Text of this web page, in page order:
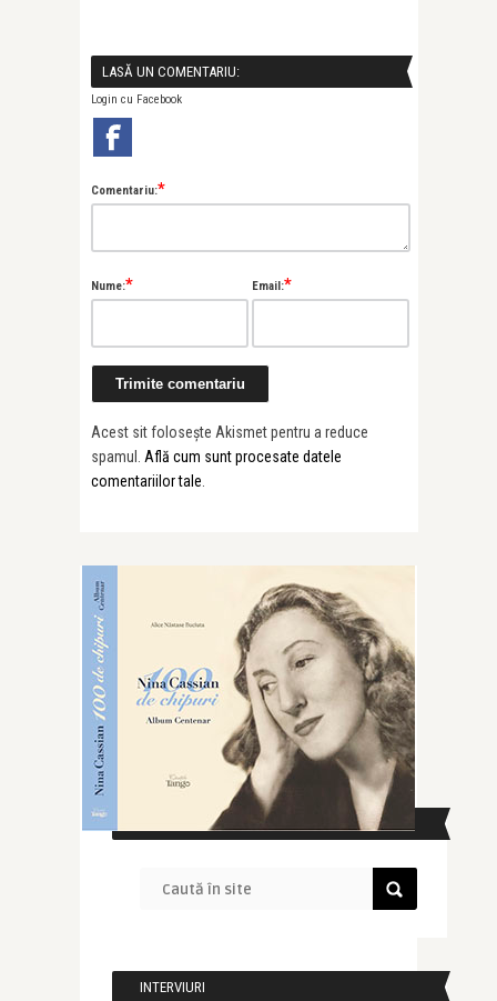
LASĂ UN COMENTARIU:
Login cu Facebook
Comentariu:*
Nume:* Email:*
Acest sit folosește Akismet pentru a reduce
spamul. Află cum sunt procesate datele
comentariilor tale.
CAUTĂ ÎN SITE
INTERVIURI